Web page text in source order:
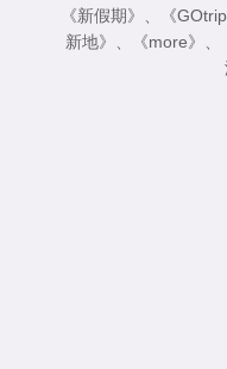
《新假期》
《GOtrip
新地》
《more》